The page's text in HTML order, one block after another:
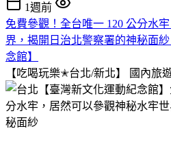
1週前
免費參觀！全台唯一 120 公分水
界，揭開日治北警察署的神秘面
念館】
【吃喝玩樂✭台北/新北】
國內旅